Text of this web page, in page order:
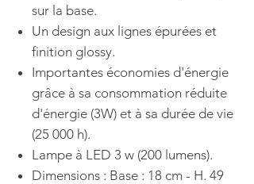
sur la base.
Un design aux lignes épurées et
finition glossy.
Importantes économies d'énergie
grâce à sa consommation réduite
d'énergie (3W) et à sa durée de vie
(25 000 h).
Lampe à LED 3 w (200 lumens).
Dimensions : Base : 18 cm - H. 49